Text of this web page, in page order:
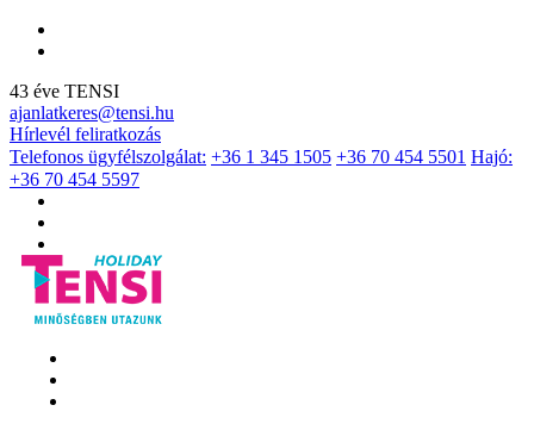
43 éve TENSI
ajanlatkeres@tensi.hu
Hírlevél feliratkozás
Telefonos ügyfélszolgálat: +36 1 345 1505 +36 70 454 5501 Hajó:
+36 70 454 5597